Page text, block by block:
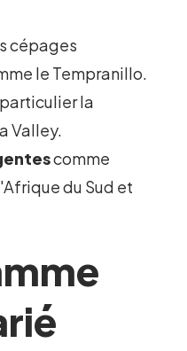
cépages
le Tempranillo.
la
Valley.
comme
du Sud et